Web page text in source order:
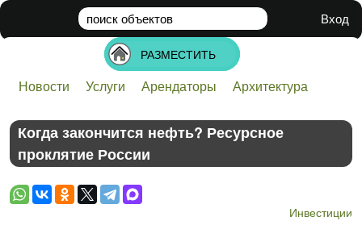
РАЗМЕСТИТЬ
поискобъектов Вход
Новости Услуги Арендаторы
Архитектура
Стартапы
Строительство Технологии
Когда закончится нефть? Ресурсное
проклятие России
Инвестиции